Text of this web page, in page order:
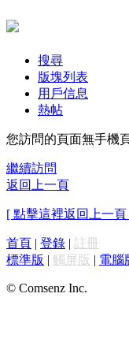
搜尋
版塊列表
用戶信息
熱帖
您訪問的頁面無手機
繼續訪問
返回上一頁
[ 點擊這裡返回上一頁
首頁 | 登錄 | 註冊
標準版 | 觸屏版 | 電腦
© Comsenz Inc.